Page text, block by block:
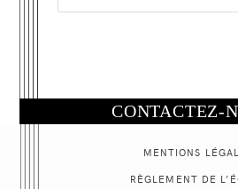
CONTACTEZ-
MENTIONS
RÈGLEMENT DE